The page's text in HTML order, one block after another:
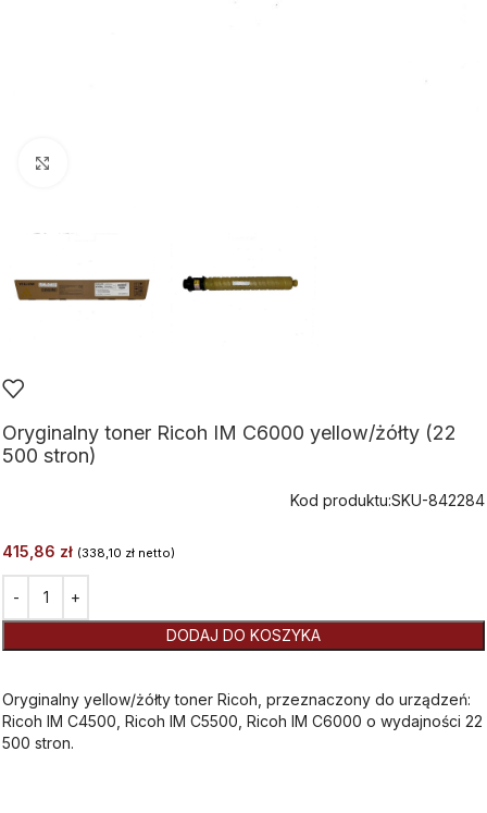
Oryginalny toner Ricoh IM C6000 yellow/żółty (22
500 stron)
Kod produktu:SKU-842284
415,86 zł (338,10 zł netto)
DODAJ DO KOSZYKA
Oryginalny yellow/żółty toner Ricoh, przeznaczony do urządzeń:
Ricoh IM C4500, Ricoh IM C5500, Ricoh IM C6000 o wydajności 22
500 stron.